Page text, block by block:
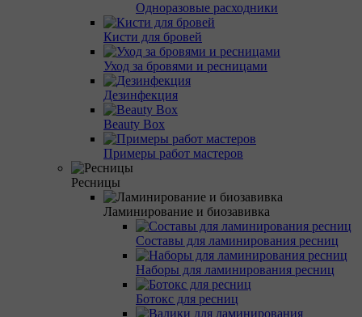
Одноразовые расходники
Кисти для бровей
Уход за бровями и ресницами
Дезинфекция
Beauty Box
Примеры работ мастеров
Ресницы
Ламинирование и биозавивка
Составы для ламинирования ресниц
Наборы для ламинирования ресниц
Ботокс для ресниц